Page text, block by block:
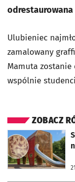
odrestaurowana
Ulubieniec
zamalowany
Mamuta zostanie
wspólnie
ZOBACZ
otworzy się w nowej